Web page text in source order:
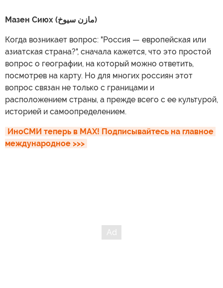
Мазен Сиюх (مازن سيوخ)
Когда возникает вопрос: "Россия — европейская или
азиатская страна?", сначала кажется, что это простой
вопрос о географии, на который можно ответить,
посмотрев на карту. Но для многих россиян этот
вопрос связан не только с границами и
расположением страны, а прежде всего с ее культурой,
историей и самоопределением.
ИноСМИ теперь в MAX! Подписывайтесь на главное
международное >>>